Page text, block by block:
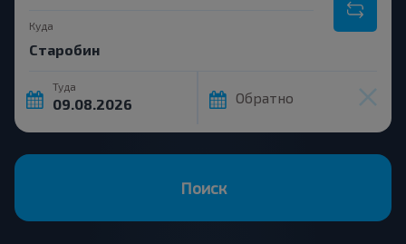
Куда
Туда
Обратно
Поиск